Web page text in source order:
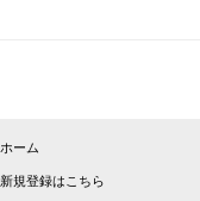
ホーム
新規登録はこちら